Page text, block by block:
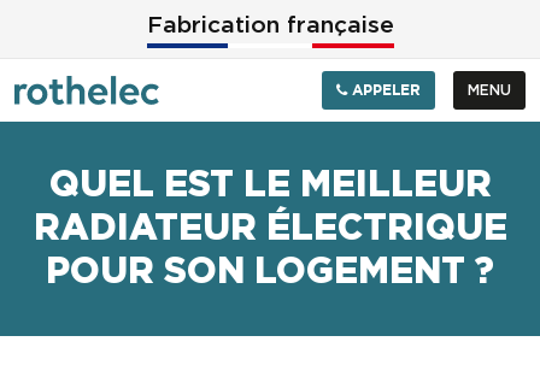
Aller au contenu principal
Fabrication française
APPELER MENU
QUEL EST LE MEILLEUR
RADIATEUR ÉLECTRIQUE
POUR SON LOGEMENT ?